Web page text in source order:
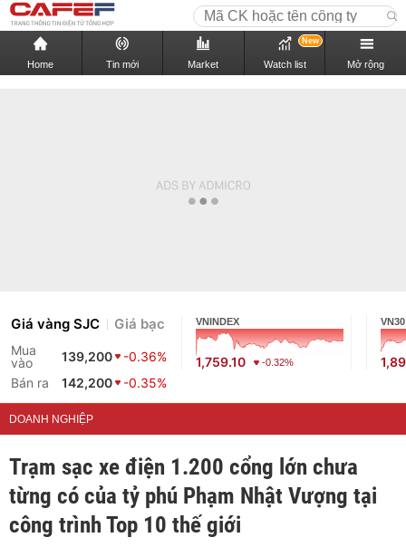
Home Tin mới Market Watch list
New
Mở rộng
Giá vàng SJC Giá bạc
Mua
vào
139,200
-0.36%
Bán ra
142,200 -0.35%
VNINDEX
1,759.10 -0.32%
VN30
DOANH NGHIỆP
Trạm sạc xe điện 1.200 cổng lớn chưa
từng có của tỷ phú Phạm Nhật Vượng tại
công trình Top 10 thế giới